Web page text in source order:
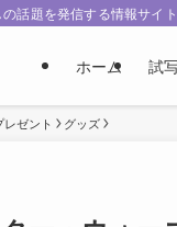
話題を発信する情報サイト
ホーム 試
ゼント グッズ